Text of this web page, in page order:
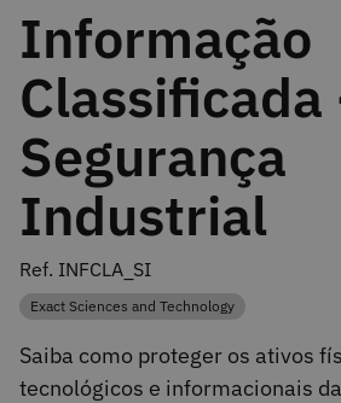
Informação
Classificada
Segurança
Industrial
Ref. INFCLA_SI
Category
Exact Sciences and Technology
Saiba como proteger os ativos
tecnológicos e informacionais